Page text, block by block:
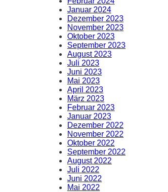
Januar 2024
Dezember 2023
November 2023
Oktober 2023
September 2023
August 2023
Juli 2023
Juni 2023
Mai 2023
April 2023
März 2023
Februar 2023
Januar 2023
Dezember 2022
November 2022
Oktober 2022
September 2022
August 2022
Juli 2022
Juni 2022
Mai 2022